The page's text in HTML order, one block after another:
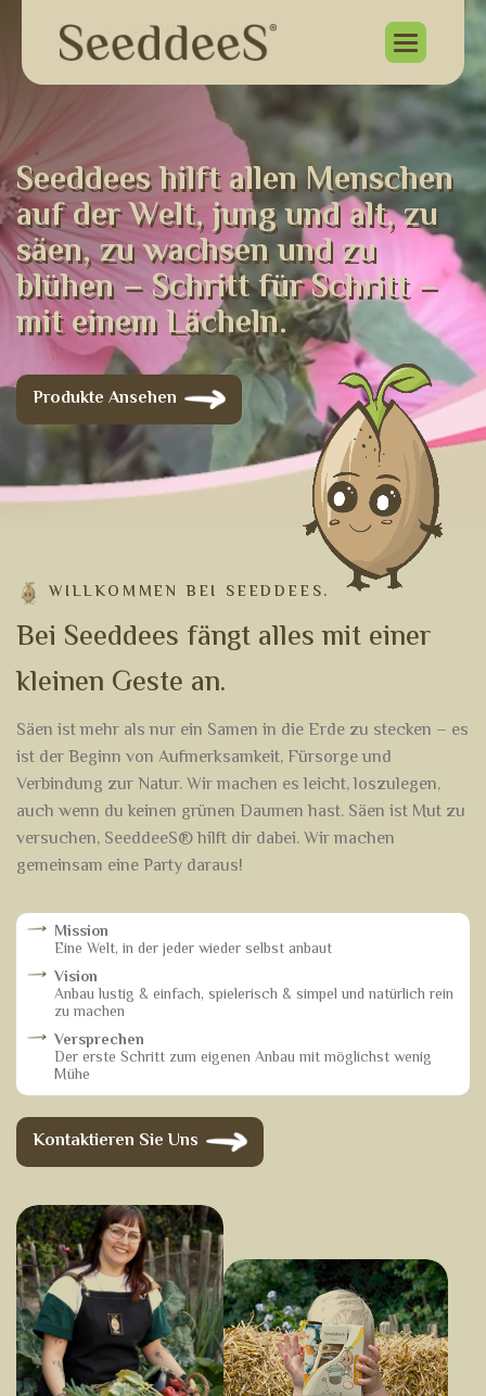
Seeddeeshilftallen Menschen
aufderWelt,jungundalt,zu
säen,zuwachsenundzu
blühen–SchrittfürSchritt –
miteinemLächeln.
Produkte Ansehen
WILLKOMMEN BEI SEEDDEES.
Bei Seeddees fängt alles mit einer
kleinen Geste an.
Säen ist mehr als nur ein Samen in die Erde zu stecken – es
ist der Beginn von Aufmerksamkeit, Fürsorge und
Verbindung zur Natur. Wir machen es leicht, loszulegen,
auch wenn du keinen grünen Daumen hast. Säen ist Mut zu
versuchen, SeeddeeS® hilft dir dabei. Wir machen
gemeinsam eine Party daraus!
Mission
Eine Welt, in der jeder wieder selbst anbaut
Vision
Anbau lustig & einfach, spielerisch & simpel und natürlich rein
zu machen
Versprechen
Der erste Schritt zum eigenen Anbau mit möglichst wenig
Mühe
Kontaktieren Sie Uns